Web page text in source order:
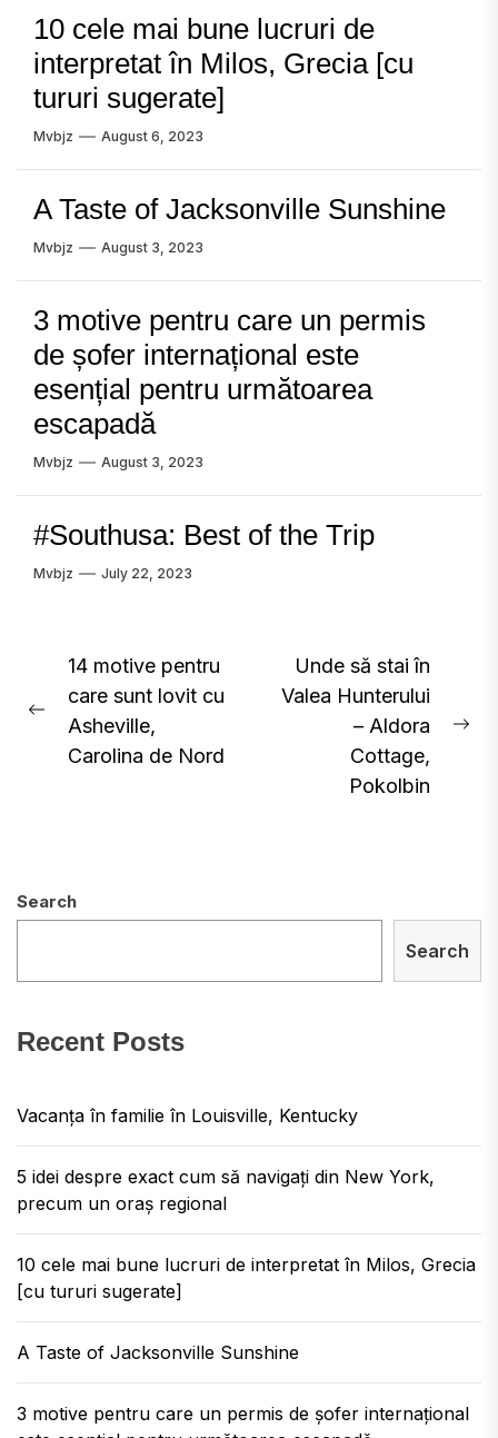
10 cele mai bune lucruri de
interpretat în Milos, Grecia [cu
tururi sugerate]
Mvbjz August 6, 2023
A Taste of Jacksonville Sunshine
Mvbjz August 3, 2023
3 motive pentru care un permis
de șofer internațional este
esențial pentru următoarea
escapadă
Mvbjz August 3, 2023
#Southusa: Best of the Trip
Mvbjz July 22, 2023
Post
navigation
Previous
post:
14 motive pentru
care sunt lovit cu
Asheville,
Carolina de Nord
Unde să stai în
Valea Hunterului
– Aldora
Cottage,
Pokolbin
Search
Search
Recent Posts
Vacanța în familie în Louisville, Kentucky
5 idei despre exact cum să navigați din New York,
precum un oraș regional
10 cele mai bune lucruri de interpretat în Milos, Grecia
[cu tururi sugerate]
A Taste of Jacksonville Sunshine
3 motive pentru care un permis de șofer internațional